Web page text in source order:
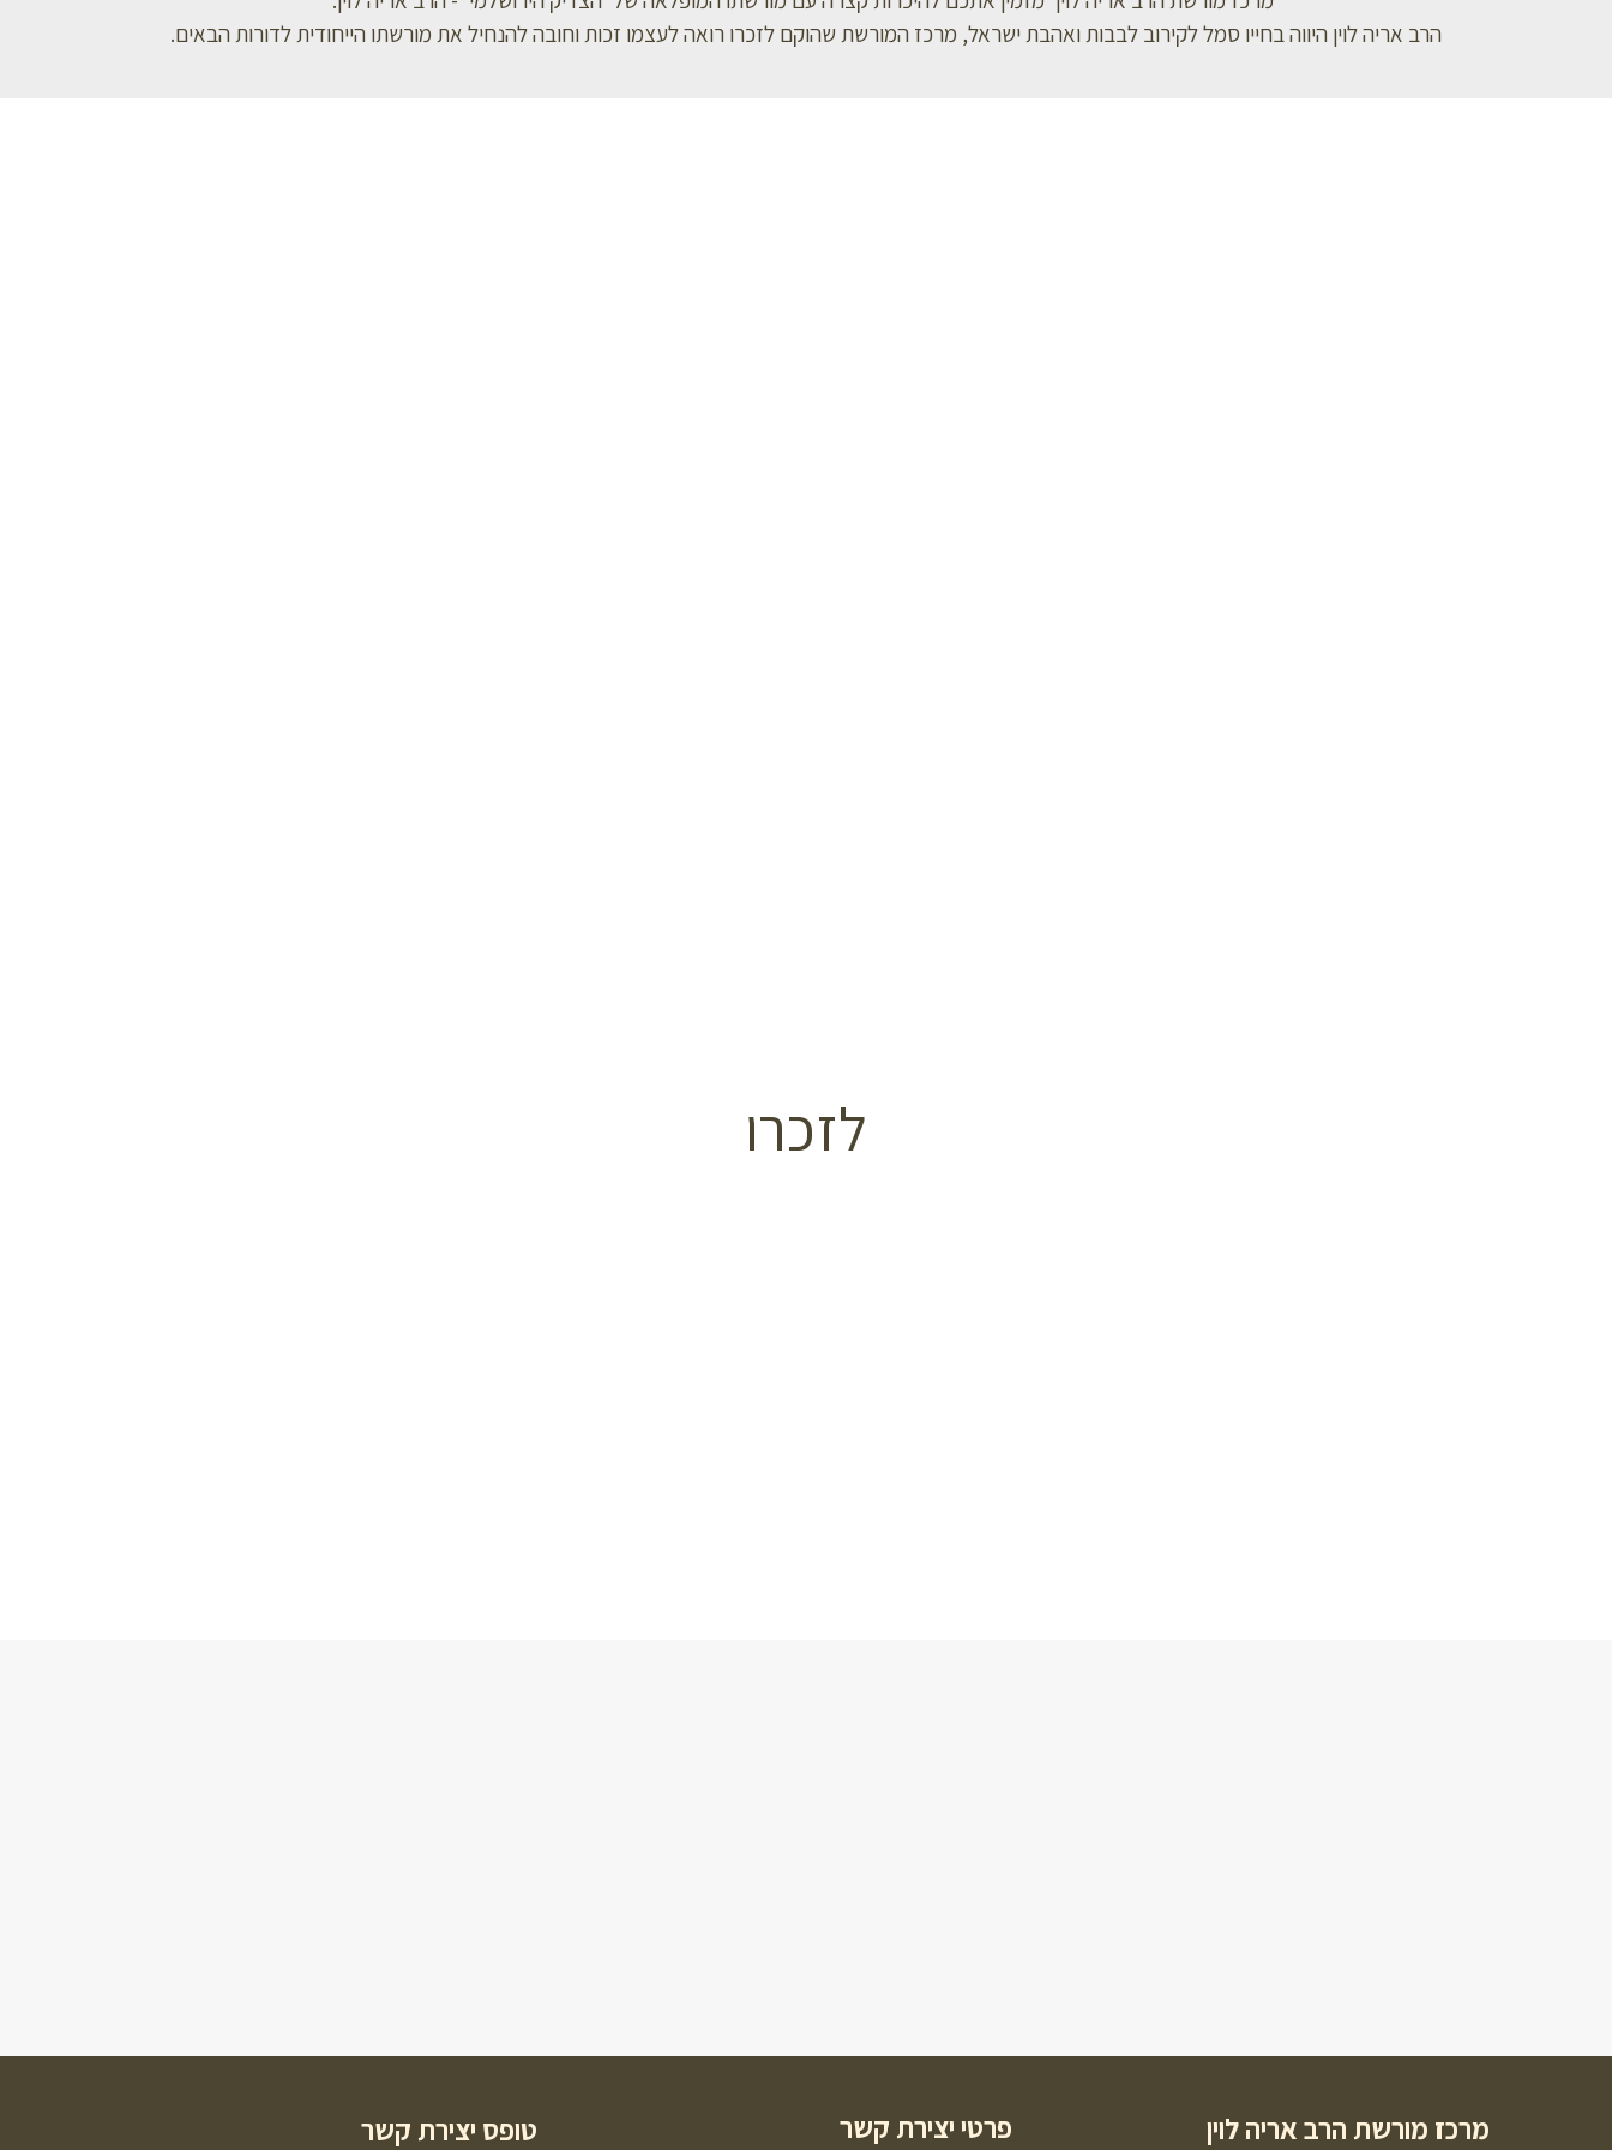
הרב אריה לוין היווה בחייו סמל לקירוב לבבות ואהבת ישראל, מרכז המורשת שהוקם לזכרו רואה לעצמו זכות וחובה להנחיל את מורשתו הייחודית לדורות הבאים.
לזכרו
מרכז מורשת הרב אריה לוין פרטי יצירת קשר טופס יצירת קשר